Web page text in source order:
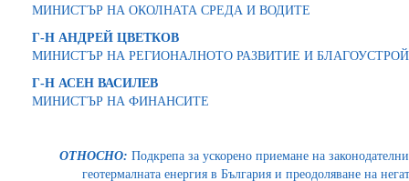
МИНИСТЪР НА ОКОЛНАТА СРЕДА И ВОДИТЕ
Г-Н АНДРЕЙ ЦВЕТКОВ
МИНИСТЪР НА РЕГИОНАЛНОТО РАЗВИТИЕ И
Г-Н АСЕН ВАСИЛЕВ
МИНИСТЪР НА ФИНАНСИТЕ
ОТНОСНО: Подкрепа за ускорено приемане на
геотермалната енергия в България и преодоляване на